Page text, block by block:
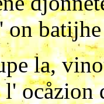
on
la,
l'